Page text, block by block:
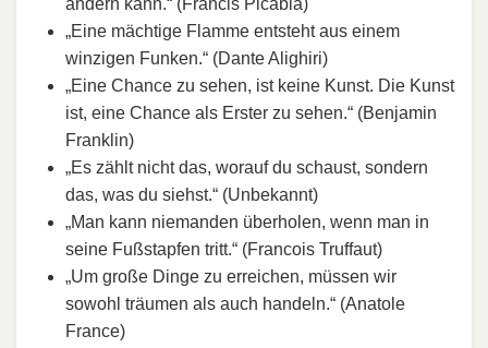
ändern kann.“ (Francis Picabia)
„Eine mächtige Flamme entsteht aus einem
winzigen Funken.“ (Dante Alighiri)
„Eine Chance zu sehen, ist keine Kunst. Die Kunst
ist, eine Chance als Erster zu sehen.“ (Benjamin
Franklin)
„Es zählt nicht das, worauf du schaust, sondern
das, was du siehst.“ (Unbekannt)
„Man kann niemanden überholen, wenn man in
seine Fußstapfen tritt.“ (Francois Truffaut)
„Um große Dinge zu erreichen, müssen wir
sowohl träumen als auch handeln.“ (Anatole
France)